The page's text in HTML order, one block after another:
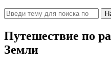
Путешествие по
Земли